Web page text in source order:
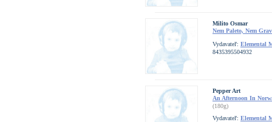
Milito Osmar
Nem Paleto, Nem
Vydavateľ: Elemental
8435395504932
Pepper Art
An Afternoon In
(180g)
Vydavateľ: Elemental